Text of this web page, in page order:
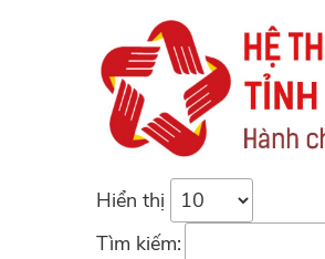
Hiển thị
Tìm kiếm: